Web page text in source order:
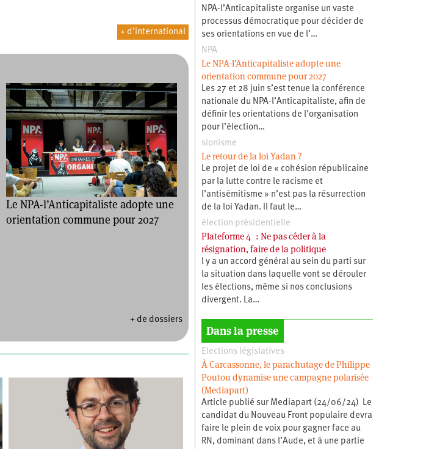
+ d’international
Le NPA-l’Anticapitaliste adopte une
orientation commune pour 2027
+ de dossiers
NPA-l’Anticapitaliste organise un vaste
processus démocratique pour décider de
ses orientations en vue de l’…
NPA
Le NPA-l’Anticapitaliste adopte une
orientation commune pour 2027
Les 27 et 28 juin s’est tenue la conférence
nationale du NPA-l’Anticapitaliste, afin de
définir les orientations de l’organisation
pour l’élection…
sionisme
Le retour de la loi Yadan ?
Le projet de loi de « cohésion républicaine
par la lutte contre le racisme et
l’antisémitisme » n’est pas la résurrection
de la loi Yadan. Il faut le…
élection présidentielle
Plateforme 4 : Ne pas céder à la
résignation, faire de la politique
l y a un accord général au sein du parti sur
la situation dans laquelle vont se dérouler
les élections, même si nos conclusions
divergent. La…
Dans la presse
Elections législatives
À Carcassonne, le parachutage de Philippe
Poutou dynamise une campagne polarisée
(Mediapart)
Article publié sur Mediapart (24/06/24) Le
candidat du Nouveau Front populaire devra
faire le plein de voix pour gagner face au
RN, dominant dans l’Aude, et à une partie